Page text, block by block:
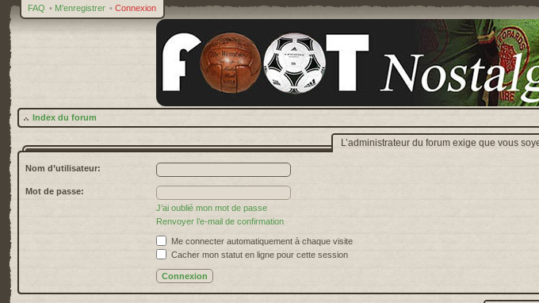
FAQ • M’enregistrer • Connexion
Index du forum
L’administrateur du forum exige que vous
Nom d’utilisateur:
Mot de passe:
J’ai oublié mon mot de passe
Renvoyer l’e-mail de confirmation
Me connecter automatiquement à chaque visite
Cacher mon statut en ligne pour cette session